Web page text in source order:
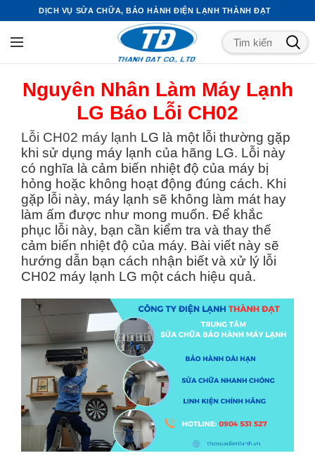
DỊCH VỤ SỬA CHỮA, BẢO HÀNH ĐIỆN LẠNH THÀNH ĐẠT
Nguyên Nhân Làm Máy Lạnh
LG Báo Lỗi CH02
Lỗi CH02 máy lạnh LG là một lỗi thường gặp
khi sử dụng máy lạnh của hãng LG. Lỗi này
có nghĩa là cảm biến nhiệt độ của máy bị
hỏng hoặc không hoạt động đúng cách. Khi
gặp lỗi này, máy lạnh sẽ không làm mát hay
làm ấm được như mong muốn. Để khắc
phục lỗi này, bạn cần kiểm tra và thay thế
cảm biến nhiệt độ của máy. Bài viết này sẽ
hướng dẫn bạn cách nhận biết và xử lý lỗi
CH02 máy lạnh LG một cách hiệu quả.